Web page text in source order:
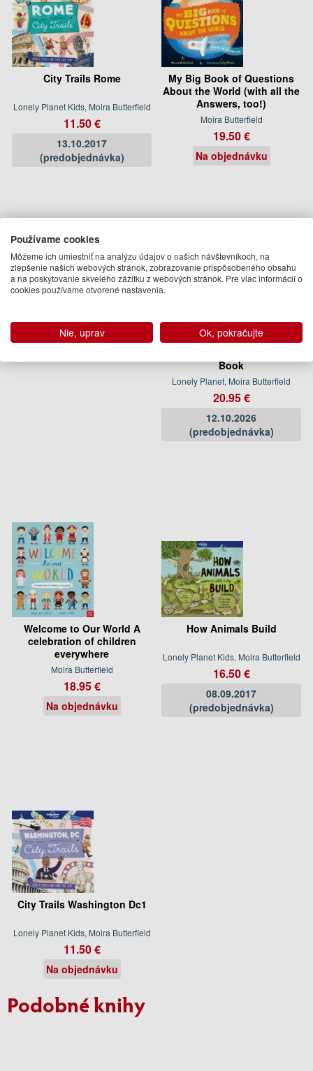
City Trails Rome
Lonely Planet Kids, Moira Butterfield
11.50 €
13.10.2017
(predobjednávka)
My Big Book of Questions
About the World (with all the
Answers, too!)
Moira Butterfield
19.50 €
Na objednávku
Book
Lonely Planet, Moira Butterfield
20.95 €
12.10.2026
(predobjednávka)
Welcome to Our World A
celebration of children
everywhere
Moira Butterfield
18.95 €
Na objednávku
How Animals Build
Lonely Planet Kids, Moira Butterfield
16.50 €
08.09.2017
(predobjednávka)
City Trails Washington Dc1
Lonely Planet Kids, Moira Butterfield
11.50 €
Na objednávku
Podobné knihy
Používame cookies
Môžeme ich umiestniť na analýzu údajov o našich návštevníkoch, na
zlepšenie našich webových stránok, zobrazovanie prispôsobeného obsahu
a na poskytovanie skvelého zážitku z webových stránok. Pre viac informácií o
cookies používame otvorené nastavenia.
Nie, uprav Ok, pokračujte